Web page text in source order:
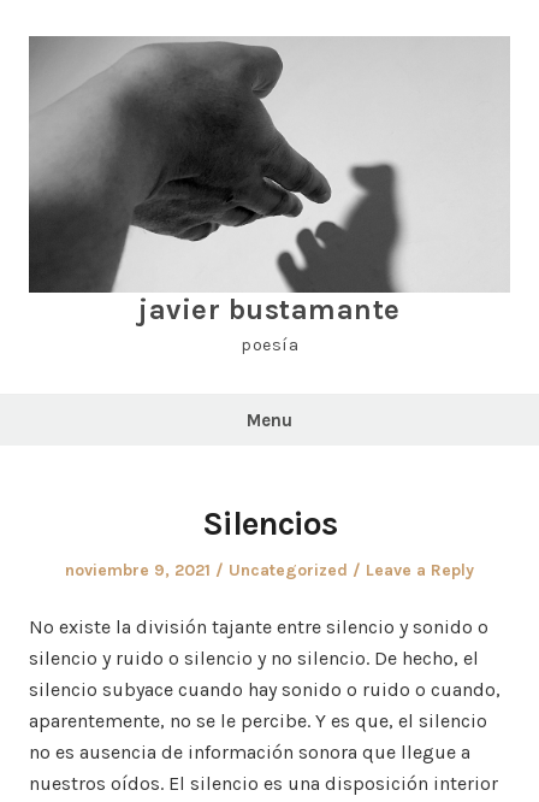
javier bustamante
poesía
Menu
Silencios
Posted
noviembre 9, 2021
Posted
Uncategorized Leave a Reply
No existe la división tajante entre silencio y sonido o
silencio y ruido o silencio y no silencio. De hecho, el
silencio subyace cuando hay sonido o ruido o cuando,
aparentemente, no se le percibe. Y es que, el silencio
no es ausencia de información sonora que llegue a
nuestros oídos. El silencio es una disposición interior